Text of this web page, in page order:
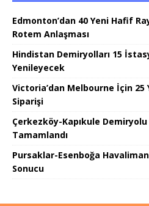
Edmonton’dan 40 Yeni Hafif
Rotem Anlaşması
Hindistan Demiryolları 15
Yenileyecek
Victoria’dan Melbourne İçin 25
Siparişi
Çerkezköy-Kapıkule
Tamamlandı
Pursaklar-Esenboğa
Sonucu